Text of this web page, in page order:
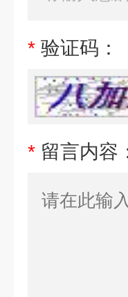
* 验证码：
* 留言内容